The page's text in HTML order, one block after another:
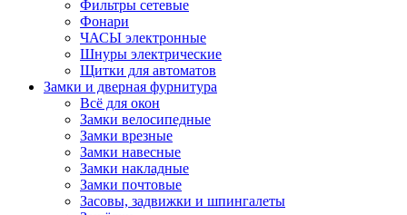
Фильтры сетевые
Фонари
ЧАСЫ электронные
Шнуры электрические
Щитки для автоматов
Замки и дверная фурнитура
Всё для окон
Замки велосипедные
Замки врезные
Замки навесные
Замки накладные
Замки почтовые
Засовы, задвижки и шпингалеты